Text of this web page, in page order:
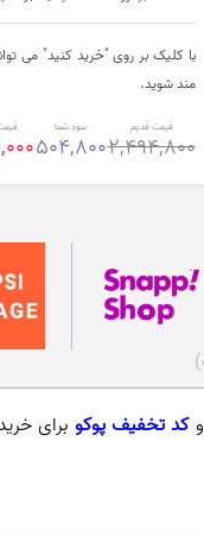
مند شوید.
قیمت قدیم
2,494,800
سود شما
504,800
و کد تخفیف پوکو برای